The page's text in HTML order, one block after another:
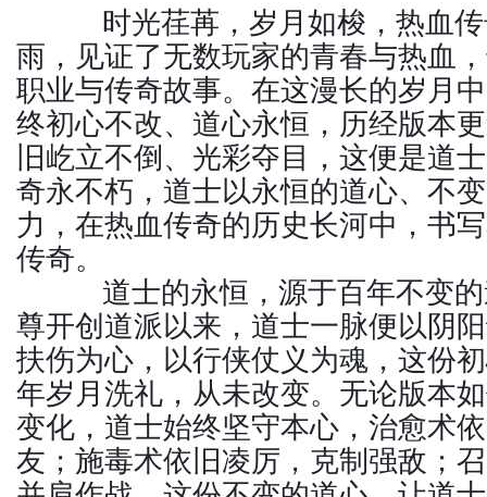
时光荏苒，岁月如梭，热血传
雨，见证了无数玩家的青春与热血
职业与传奇故事。在这漫长的岁月
终初心不改、道心永恒，历经版本
旧屹立不倒、光彩夺目，这便是道
奇永不朽，道士以永恒的道心、不
力，在热血传奇的历史长河中，书
传奇。
道士的永恒，源于百年不变的
尊开创道派以来，道士一脉便以阴
扶伤为心，以行侠仗义为魂，这份
年岁月洗礼，从未改变。无论版本
变化，道士始终坚守本心，治愈术
友；施毒术依旧凌厉，克制强敌；